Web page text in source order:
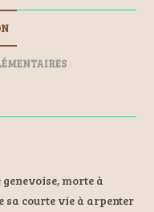
morte à
sa courte vie à arpenter